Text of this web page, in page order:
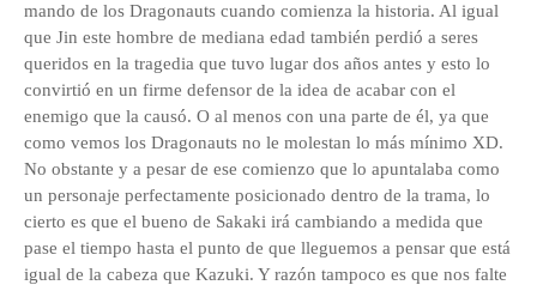
mando de los Dragonauts cuando comienza la historia. Al igual
que Jin este hombre de mediana edad también perdió a seres
queridos en la tragedia que tuvo lugar dos años antes y esto lo
convirtió en un firme defensor de la idea de acabar con el
enemigo que la causó. O al menos con una parte de él, ya que
como vemos los Dragonauts no le molestan lo más mínimo XD.
No obstante y a pesar de ese comienzo que lo apuntalaba como
un personaje perfectamente posicionado dentro de la trama, lo
cierto es que el bueno de Sakaki irá cambiando a medida que
pase el tiempo hasta el punto de que lleguemos a pensar que está
igual de la cabeza que Kazuki. Y razón tampoco es que nos falte